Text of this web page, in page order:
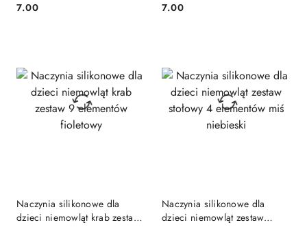
czarna
Cena:
7.00
szara
Cena:
7.00
Naczynia silikonowe dla
dzieci niemowląt krab zestaw
Naczynia silikonowe dla
dzieci niemowląt zestaw